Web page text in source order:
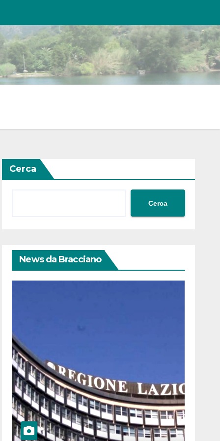
Cerca
Cerca
News da Bracciano